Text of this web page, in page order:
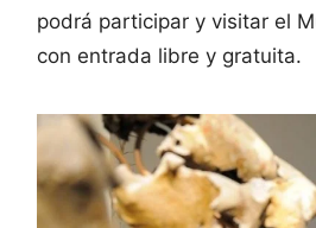
podrá participar y visitar el
con entrada libre y gratuita.